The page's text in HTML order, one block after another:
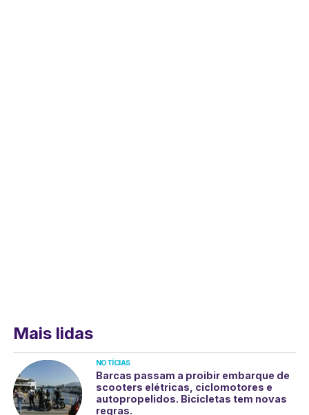
Mais lidas
NOTÍCIAS
Barcas passam a proibir embarque de
scooters elétricas, ciclomotores e
autopropelidos. Bicicletas tem novas
regras.